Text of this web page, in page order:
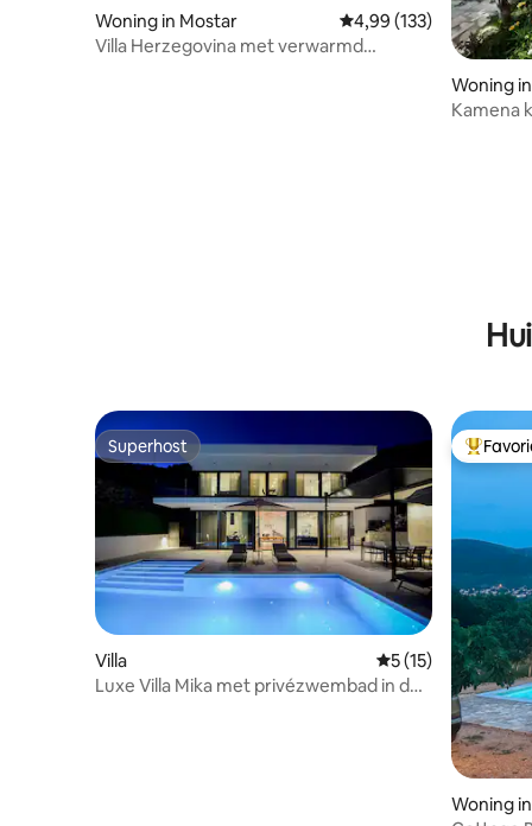
Woning in Mostar Gemiddelde
4,99 (133)
Villa Herzegovina met verwarmd
Woning
Kamena
Superhost
Superhost
Villa Gemiddelde
5 (15)
Luxe Villa Mika met privézwembad in de
Woning